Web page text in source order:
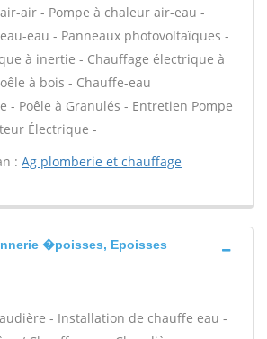
air - Pompe à chaleur air-eau -
eau - Panneaux photovoltaïques -
à inertie - Chauffage électrique à
à bois - Chauffe-eau
- Poêle à Granulés - Entretien Pompe
Électrique -
: Ag plomberie et chauffage
�poisses, Epoisses
- Installation de chauffe eau -